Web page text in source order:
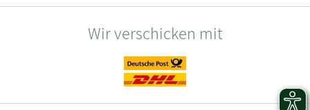
Wir verschicken mit